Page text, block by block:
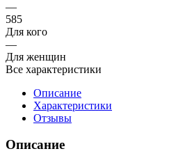
—
585
Для кого
—
Для женщин
Все характеристики
Описание
Характеристики
Отзывы
Описание